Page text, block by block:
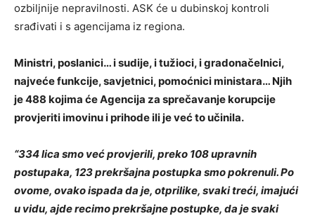
ozbiljnije nepravilnosti. ASK će u dubinskoj kontroli
srađivati i s agencijama iz regiona.
Ministri, poslanici… i sudije, i tužioci, i gradonačelnici,
najveće funkcije, savjetnici, pomoćnici ministara… Njih
je 488 kojima će Agencija za sprečavanje korupcije
provjeriti imovinu i prihode ili je već to učinila.
“334 lica smo već provjerili, preko 108 upravnih
postupaka, 123 prekršajna postupka smo pokrenuli. Po
ovome, ovako ispada da je, otprilike, svaki treći, imajući
u vidu, ajde recimo prekršajne postupke, da je svaki